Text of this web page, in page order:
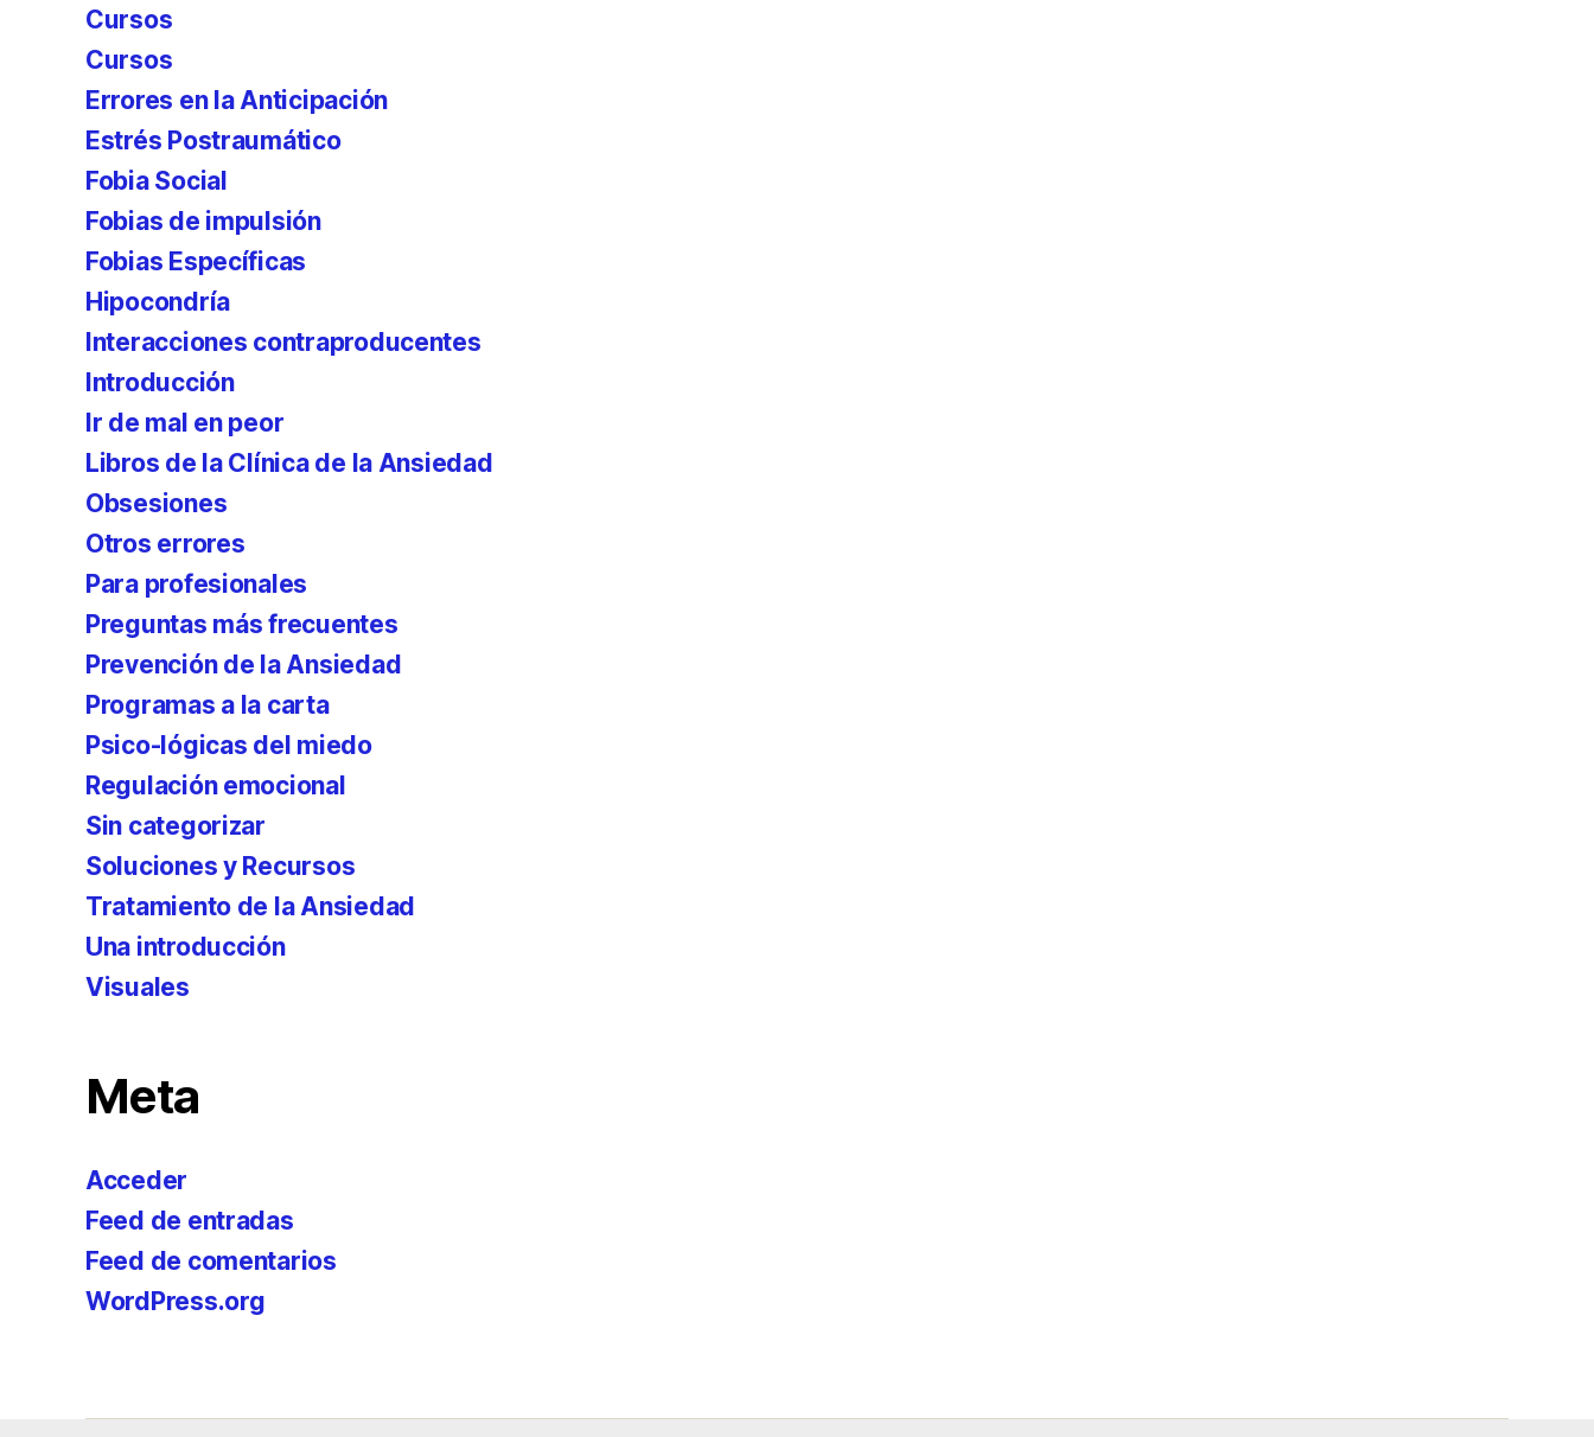
Cursos
Cursos
Errores en la Anticipación
Estrés Postraumático
Fobia Social
Fobias de impulsión
Fobias Específicas
Hipocondría
Interacciones contraproducentes
Introducción
Ir de mal en peor
Libros de la Clínica de la Ansiedad
Obsesiones
Otros errores
Para profesionales
Preguntas más frecuentes
Prevención de la Ansiedad
Programas a la carta
Psico-lógicas del miedo
Regulación emocional
Sin categorizar
Soluciones y Recursos
Tratamiento de la Ansiedad
Una introducción
Visuales
Meta
Acceder
Feed de entradas
Feed de comentarios
WordPress.org